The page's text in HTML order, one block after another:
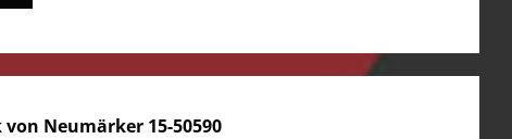
Neumärker 15-50590